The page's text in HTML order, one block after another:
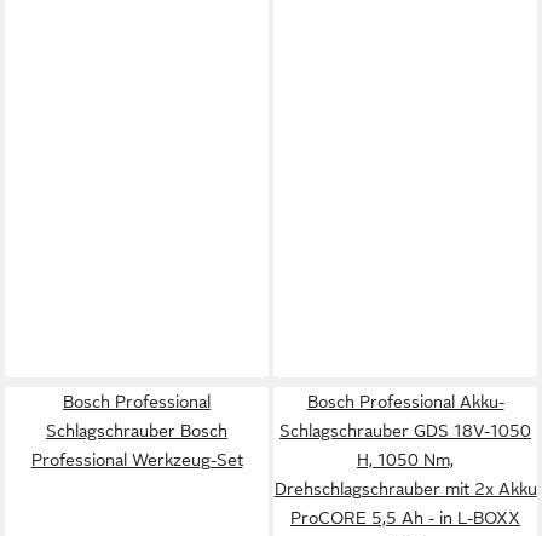
Bosch Professional
Schlagschrauber Bosch
Professional Werkzeug-Set
Bosch Professional Akku-
Schlagschrauber GDS 18V-1050
H, 1050 Nm,
Drehschlagschrauber mit 2x Akku
ProCORE 5,5 Ah - in L-BOXX